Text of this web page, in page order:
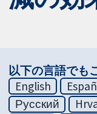
以下の言語でも
English
Русский